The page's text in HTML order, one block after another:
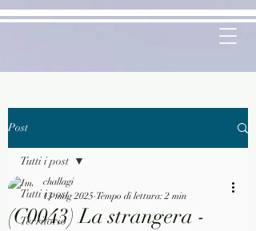
Post
Tutti i post
Territorio
Tutti i post
(C0043) La strangera -
challagi
13 mag 2025 Tempo di lettura: 2 min